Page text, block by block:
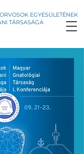
EGYESÜLETÉNEK
TÁRSASÁGA